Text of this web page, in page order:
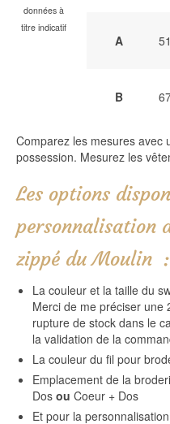
données à
titre indicatif
A 51
B
Comparez les mesures avec
possession. Mesurez les
Les options
personnalisation
zippé du Moulin :
La couleur et la taille du
Merci de me préciser une
rupture de stock dans le
la validation de la
La couleur du fil pour
Emplacement de la
Dos ou Coeur + Dos
Et pour la